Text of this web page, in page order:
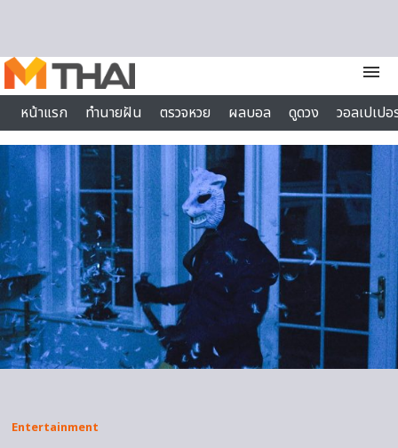
menu
หน้าแรก
ทำนายฝัน ตรวจหวย ผลบอล ดูดวง
วอลเปเป
ไลฟ์สไตล์
Entertainment